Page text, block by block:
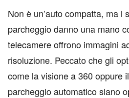
Non è un’auto compatta, ma i
parcheggio danno una mano
telecamere offrono immagini
risoluzione. Peccato che gli
come la visione a 360 oppure
parcheggio automatico siano